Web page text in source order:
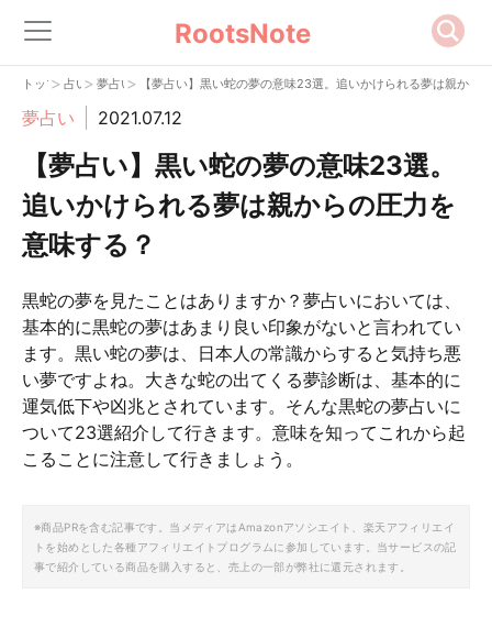
RootsNote
トップ
> 占い> 夢占い> 【夢占い】黒い蛇の夢の意味23選。追いかけられる夢は親から
夢占い 2021.07.12
【夢占い】黒い蛇の夢の意味23選。
追いかけられる夢は親からの圧力を
意味する？
黒蛇の夢を見たことはありますか？夢占いにおいては、
基本的に黒蛇の夢はあまり良い印象がないと言われてい
ます。黒い蛇の夢は、日本人の常識からすると気持ち悪
い夢ですよね。大きな蛇の出てくる夢診断は、基本的に
運気低下や凶兆とされています。そんな黒蛇の夢占いに
ついて23選紹介して行きます。意味を知ってこれから起
こることに注意して行きましょう。
※商品PRを含む記事です。当メディアはAmazonアソシエイト、楽天アフィリエイ
トを始めとした各種アフィリエイトプログラムに参加しています。当サービスの記
事で紹介している商品を購入すると、売上の一部が弊社に還元されます。